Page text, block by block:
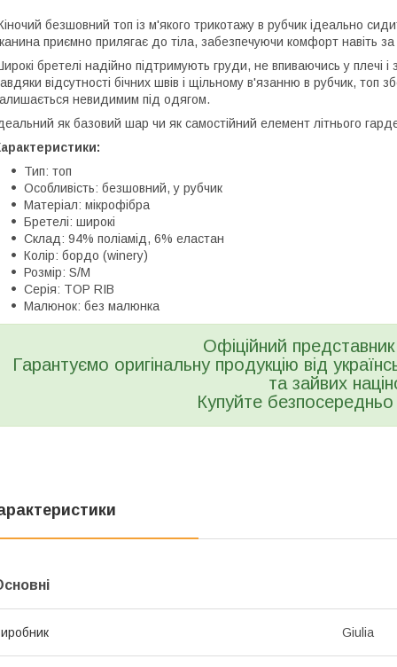
безшовний топ із м'якого трикотажу в рубчик ідеально
приємно прилягає до тіла, забезпечуючи комфорт навіть за
бретелі надійно підтримують груди, не впиваючись у плечі і
відсутності бічних швів і щільному в'язанню в рубчик, топ
невидимим під одягом.
як базовий шар чи як самостійний елемент літнього
Тип: топ
Особливість: безшовний, у рубчик
Матеріал: мікрофібра
Бретелі: широкі
Склад: 94% поліамід, 6% еластан
Колір: бордо (winery)
Розмір: S/M
Серія: TOP RIB
Малюнок: без малюнка
Офіційний
Гарантуємо оригінальну продукцію від
та зайвих
Купуйте безпосередньо
Giulia